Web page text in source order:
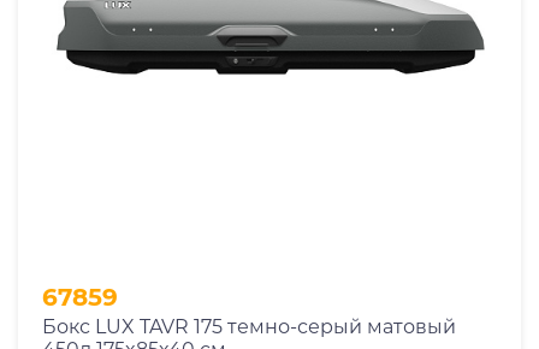
67859
Бокс LUX TAVR 175 темно-серый матовый